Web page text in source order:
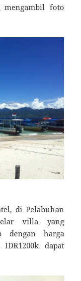
foto
di Pelabuhan
villa yang
dengan harga
dapat